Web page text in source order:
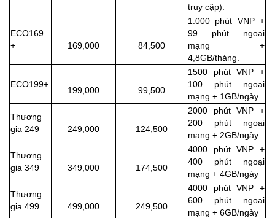
truy cập).
ECO169
+
169,000 84,500
1.000 phút VNP +
99 phút ngoại
mạng +
4,8GB/tháng.
ECO199+
199,000 99,500
1500 phút VNP +
100 phút ngoại
mạng + 1GB/ngày
Thương
gia 249
249,000 124,500
2000 phút VNP +
200 phút ngoại
mạng + 2GB/ngày
Thương
gia 349
349,000 174,500
4000 phút VNP +
400 phút ngoại
mạng + 4GB/ngày
Thương
gia 499
499,000 249,500
4000 phút VNP +
600 phút ngoại
mạng + 6GB/ngày